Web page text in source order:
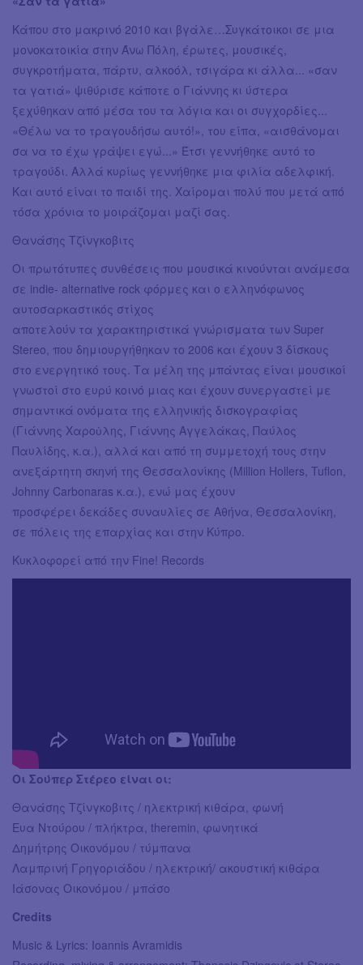
Κάπου στο μακρινό 2010 και βγάλε…Συγκάτοικοι σε μια
μονοκατοικία στην Άνω Πόλη, έρωτες, μουσικές,
συγκροτήματα, πάρτυ, αλκοόλ, τσιγάρα κι άλλα... «σαν
τα γατιά» ψιθύρισε κάποτε ο Γιάννης κι ύστερα
ξεχύθηκαν από μέσα του τα λόγια και οι συγχορδίες...
«Θέλω να το τραγουδήσω αυτό!», του είπα, «αισθάνομαι
σα να το έχω γράψει εγώ...» Έτσι γεννήθηκε αυτό το
τραγούδι. Αλλά κυρίως γεννήθηκε μια φιλία αδελφική.
Και αυτό είναι το παιδί της. Χαίρομαι πολύ που μετά από
τόσα χρόνια το μοιράζομαι μαζί σας.
Θανάσης Τζίνγκοβιτς
Οι πρωτότυπες συνθέσεις που μουσικά κινούνται ανάμεσα
σε indie- alternative rock φόρμες και ο ελληνόφωνος
αυτοσαρκαστικός στίχος
αποτελούν τα χαρακτηριστικά γνώρισματα των Super
Stereo, που δημιουργήθηκαν το 2006 και έχουν 3 δίσκους
στο ενεργητικό τους. Τα μέλη της μπάντας είναι μουσικοί
γνωστοί στο ευρύ κοινό μιας και έχουν συνεργαστεί με
σημαντικά ονόματα της ελληνικής δισκογραφίας
(Γιάννης Χαροὐλης, Γιάννης Αγγελάκας, Παύλος
Παυλίδης, κ.α.), αλλά και από τη συμμετοχή τους στην
ανεξάρτητη σκηνή της Θεσσαλονίκης (Million Hollers, Tuflon,
Johnny Carbonaras κ.α.), ενώ μας έχουν
προσφέρει δεκάδες συναυλίες σε Αθήνα, Θεσσαλονίκη,
σε πόλεις της επαρχίας και στην Κύπρο.
Κυκλοφορεί από την Fine! Records
Οι Σούπερ Στέρεο είναι οι:
Θανάσης Τζίνγκοβιτς / ηλεκτρική κιθάρα, φωνή
Ευα Ντούρου / πλήκτρα, theremin, φωνητικά
Δημήτρης Οικονόμου / τύμπανα
Λαμπρινή Γρηγοριάδου / ηλεκτρική/ ακουστική κιθάρα
Ιάσονας Οικονόμου / μπάσο
Credits
Music & Lyrics: Ioannis Avramidis